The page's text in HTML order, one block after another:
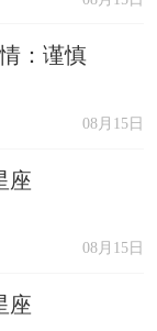
：谨慎
08月15日
座
08月15日
座